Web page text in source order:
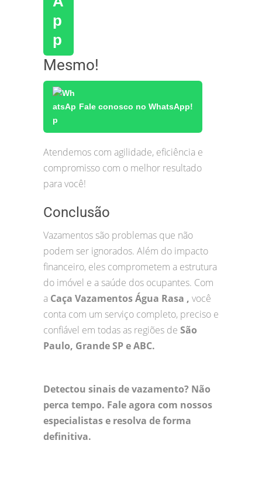
Mesmo!
Fale conosco no WhatsApp!
Atendemos com agilidade, eficiência e
compromisso com o melhor resultado
para você!
Conclusão
Vazamentos são problemas que não
podem ser ignorados. Além do impacto
financeiro, eles comprometem a estrutura
do imóvel e a saúde dos ocupantes. Com
a Caça Vazamentos Água Rasa , você
conta com um serviço completo, preciso e
confiável em todas as regiões de São
Paulo, Grande SP e ABC.
Detectou sinais de vazamento? Não
perca tempo. Fale agora com nossos
especialistas e resolva de forma
definitiva.